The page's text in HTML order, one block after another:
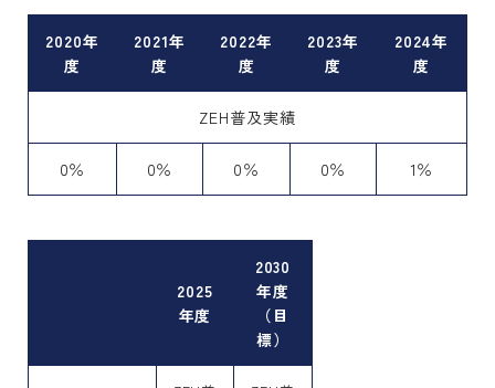
2020年
度
2021年
度
2022年
度
2023年
度
2024年
度
ZEH普及実績
0％ 0％ 0％ 0％ 1％
2025
年度
2030
年度
（目
標）